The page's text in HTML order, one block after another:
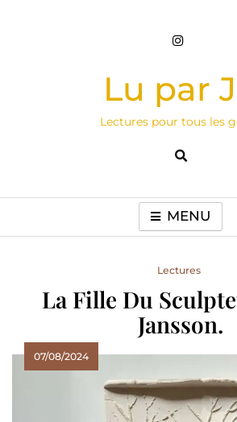
Lu par
Lectures pour tous les
MENU
Lectures
La Fille Du
Jansson.
07/08/2024